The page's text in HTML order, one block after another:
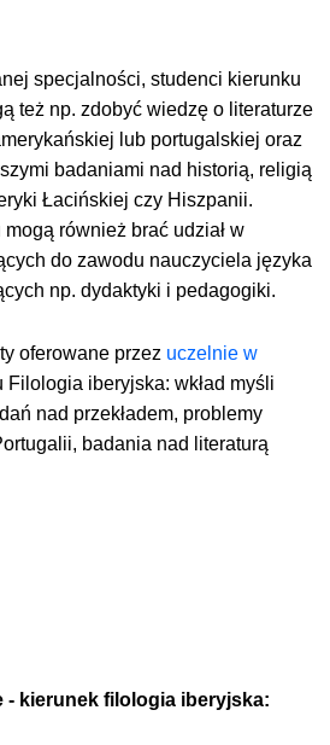
specjalności, studenci kierunku
też np. zdobyć wiedzę o literaturze
lub portugalskiej oraz
badaniami nad historią, religią
Łacińskiej czy Hiszpanii.
również brać udział w
do zawodu nauczyciela języka
np. dydaktyki i pedagogiki.
oferowane przez uczelnie w
Filologia iberyjska: wkład myśli
nad przekładem, problemy
badania nad literaturą
- kierunek filologia iberyjska: